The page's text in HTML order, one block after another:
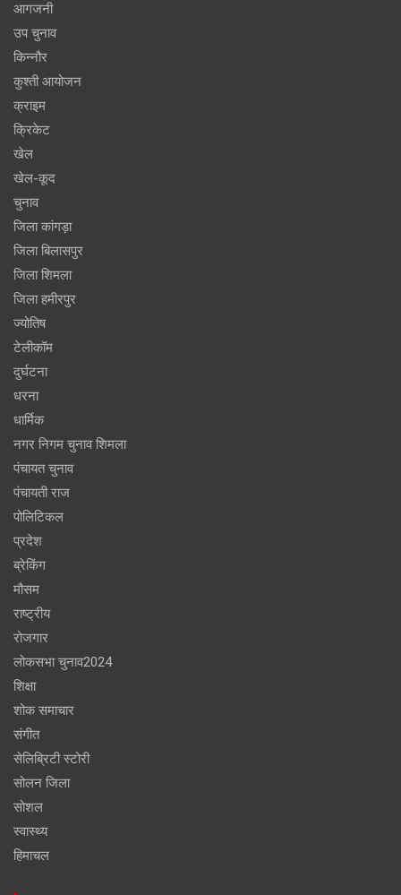
आगजनी
उप चुनाव
किन्नौर
कुश्ती आयोजन
क्राइम
क्रिकेट
खेल
खेल-कूद
चुनाव
जिला कांगड़ा
जिला बिलासपुर
जिला शिमला
जिला हमीरपुर
ज्योतिष
टेलीकॉम
दुर्घटना
धरना
धार्मिक
नगर निगम चुनाव शिमला
पंचायत चुनाव
पंचायती राज
पोलिटिकल
प्रदेश
ब्रेकिंग
मौसम
राष्ट्रीय
रोजगार
लोकसभा चुनाव2024
शिक्षा
शोक समाचार
संगीत
सेलिब्रिटी स्टोरी
सोलन जिला
सोशल
स्वास्थ्य
हिमाचल